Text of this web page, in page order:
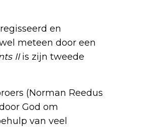
en
meteen door een
IIis zijn tweede
(Norman Reedus
God om
van veel